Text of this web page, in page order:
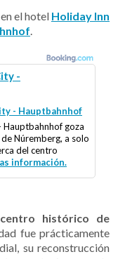
el hotel Holiday Inn
.
-
Hauptbahnhof goza
Núremberg, a solo
del centro
información.
centro histórico de
fue prácticamente
su reconstrucción